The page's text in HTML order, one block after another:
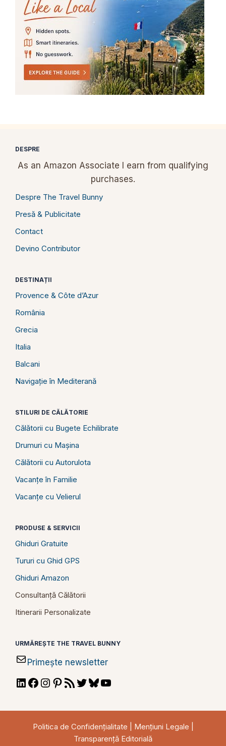
DESPRE
As an Amazon Associate I earn from qualifying
purchases.
Despre The Travel Bunny
Presă & Publicitate
Contact
Devino Contributor
DESTINAȚII
Provence & Côte d’Azur
România
Grecia
Italia
Balcani
Navigație în Mediterană
STILURI DE CĂLĂTORIE
Călătorii cu Bugete Echilibrate
Drumuri cu Mașina
Călătorii cu Autorulota
Vacanțe în Familie
Vacanțe cu Velierul
PRODUSE & SERVICII
Ghiduri Gratuite
Tururi cu Ghid GPS
Ghiduri Amazon
Consultanță Călătorii
Itinerarii Personalizate
URMĂREȘTE THE TRAVEL BUNNY
Primește newsletter
LinkedIn
Facebook
Instagram
Pinterest
RSSTwitterBluesky
Politica de Confidențialitate Mențiuni Legale
Transparență Editorială